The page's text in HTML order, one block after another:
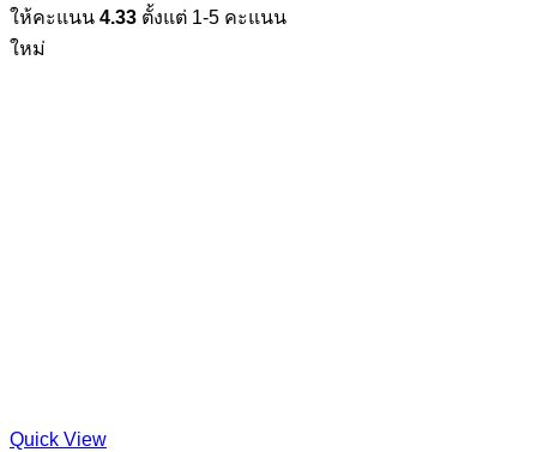
ให้คะแนน 4.33 ตั้งแต่ 1-5 คะแนน
ใหม่
Quick View